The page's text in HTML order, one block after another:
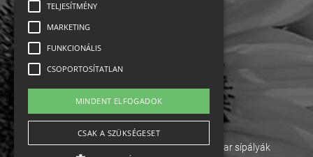
Impresszum-kapcsolat
English
Ebike Osztrák sípályák Magyar sípályák
TELJESÍTMÉNY
MARKETING
FUNKCIONÁLIS
CSOPORTOSÍTATLAN
MINDENT ELFOGADOK
CSAK A SZÜKSÉGESET